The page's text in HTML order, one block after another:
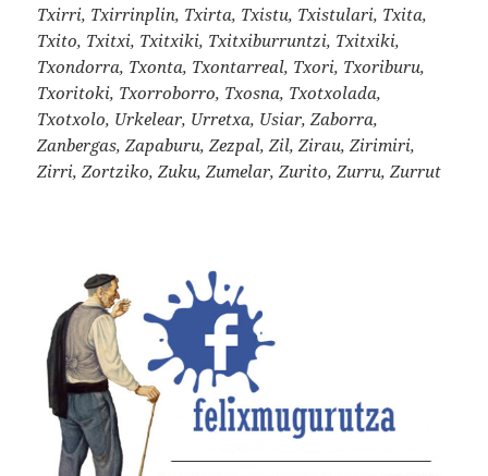
Txirri, Txirrinplin, Txirta, Txistu, Txistulari, Txita,
Txito, Txitxi, Txitxiki, Txitxiburruntzi, Txitxiki,
Txondorra, Txonta, Txontarreal, Txori, Txoriburu,
Txoritoki, Txorroborro, Txosna, Txotxolada,
Txotxolo, Urkelear, Urretxa, Usiar, Zaborra,
Zanbergas, Zapaburu, Zezpal, Zil, Zirau, Zirimiri,
Zirri, Zortziko, Zuku, Zumelar, Zurito, Zurru, Zurrut